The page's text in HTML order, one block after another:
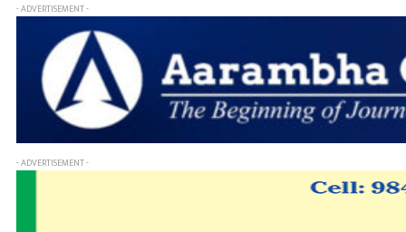
- ADVERTISEMENT -
- ADVERTISEMENT -